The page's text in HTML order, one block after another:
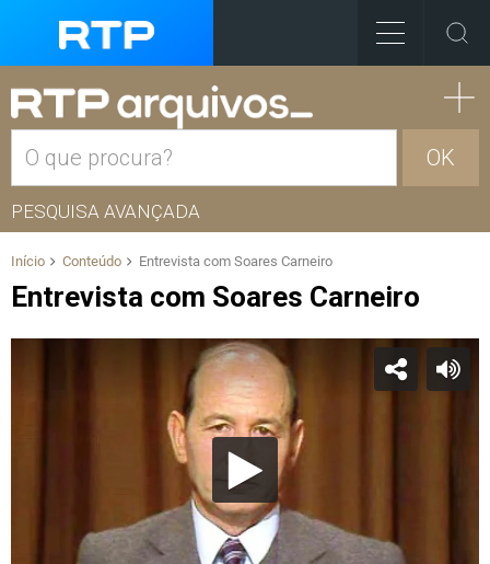
OK
PESQUISA AVANÇADA
Início Conteúdo Entrevista com Soares Carneiro
Entrevista com Soares Carneiro